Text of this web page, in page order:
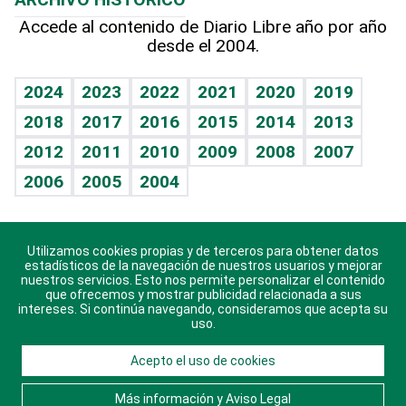
Hablando con el pediatra
Vida y familia
Eñe
Celebrando la vida
Sin complejos
En pocas palabras
Escuchando al corazón
Economía Personal
Línea de hit
BRV
TBT Deportivo
Más firmas
Hecho en casa
Guía del dinero
Cumpleaños
Horóscopos
Juegos
Accede al contenido de Diario Libre año por año
desde el 2004.
2024 2023 2022 2021 2020
2019
2018
2017 2016 2015 2014
2013
2012
2011 2010 2009 2008
2007
2006
2005 2004
Descarga nuestras aplicaciones para Android, iOS y
sistema Huawei.
© 2021 Diario Libre, todos los derechos reservados.
Consulta elAviso Legal. Ponte en Contacto
Utilizamos cookies propias y de terceros para obtener datos
estadísticos de la navegación de nuestros usuarios y mejorar
nuestros servicios. Esto nos permite personalizar el contenido
que ofrecemos y mostrar publicidad relacionada a sus
intereses. Si continúa navegando, consideramos que acepta su
uso.
Acepto el uso de cookies
Más información y Aviso Legal